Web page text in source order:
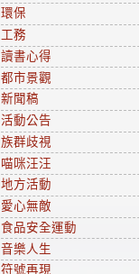
環保
工務
讀書心得
都市景觀
新聞稿
活動公告
族群歧視
喵咪汪汪
地方活動
愛心無敵
食品安全運動
音樂人生
符號再現